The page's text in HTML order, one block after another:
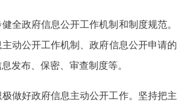
健全政府信息公开工作机制和制度规范。
动公开工作机制、政府信息公开申请的
发布、保密、审查制度等。
极做好政府信息主动公开工作。坚持把主